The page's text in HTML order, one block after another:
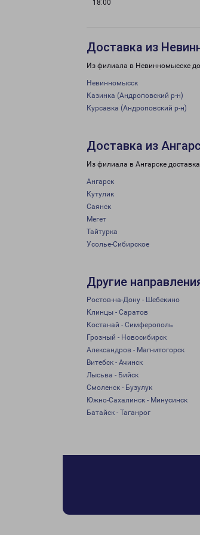
18:00
Доставка из
Из филиала в Невинномысске
Невинномысск
Казинка (Андроповский р-н)
Курсавка (Андроповский р-н)
Доставка из
Из филиала в Ангарске
Ангарск
Кутулик
Саянск
Мегет
Тайтурка
Усолье-Сибирское
Другие
Ростов-на-Дону - Шебекино
Клинцы - Саратов
Костанай - Симферополь
Грозный - Новосибирск
Александров - Магнитогорск
Витебск - Ачинск
Лысьва - Бийск
Смоленск - Бузулук
Южно-Сахалинск - Минусинск
Батайск - Таганрог